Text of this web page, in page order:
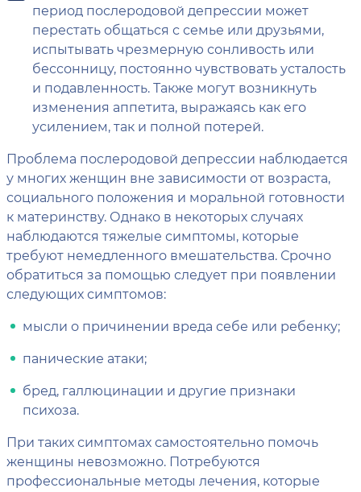
период послеродовой депрессии может
перестать общаться с семье или друзьями,
испытывать чрезмерную сонливость или
бессонницу, постоянно чувствовать усталость
и подавленность. Также могут возникнуть
изменения аппетита, выражаясь как его
усилением, так и полной потерей.
Проблема послеродовой депрессии наблюдается
у многих женщин вне зависимости от возраста,
социального положения и моральной готовности
к материнству. Однако в некоторых случаях
наблюдаются тяжелые симптомы, которые
требуют немедленного вмешательства. Срочно
обратиться за помощью следует при появлении
следующих симптомов:
мысли о причинении вреда себе или ребенку;
панические атаки;
бред, галлюцинации и другие признаки
психоза.
При таких симптомах самостоятельно помочь
женщины невозможно. Потребуются
профессиональные методы лечения, которые